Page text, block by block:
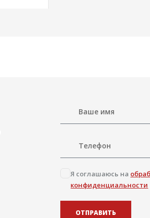
Я соглашаюсь на
конфиденциальности
ОТПРАВИТЬ